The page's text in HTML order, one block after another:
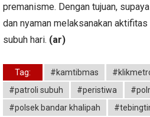
premanisme. Dengan tujuan,
dan nyaman melaksanakan
subuh hari. (ar)
Tag: #kamtibmas
#patroli subuh
#peristiwa
#polsek bandar khalipah